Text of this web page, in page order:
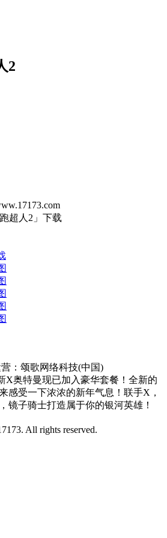
2
超人2」 下载
：颂歌网络科技(中国)
X奥特曼现已加入豪华套餐！全新的
感受一下浓浓的新年气息！联手X，
镜子骑士打造属于你的银河英雄！
All rights reserved.